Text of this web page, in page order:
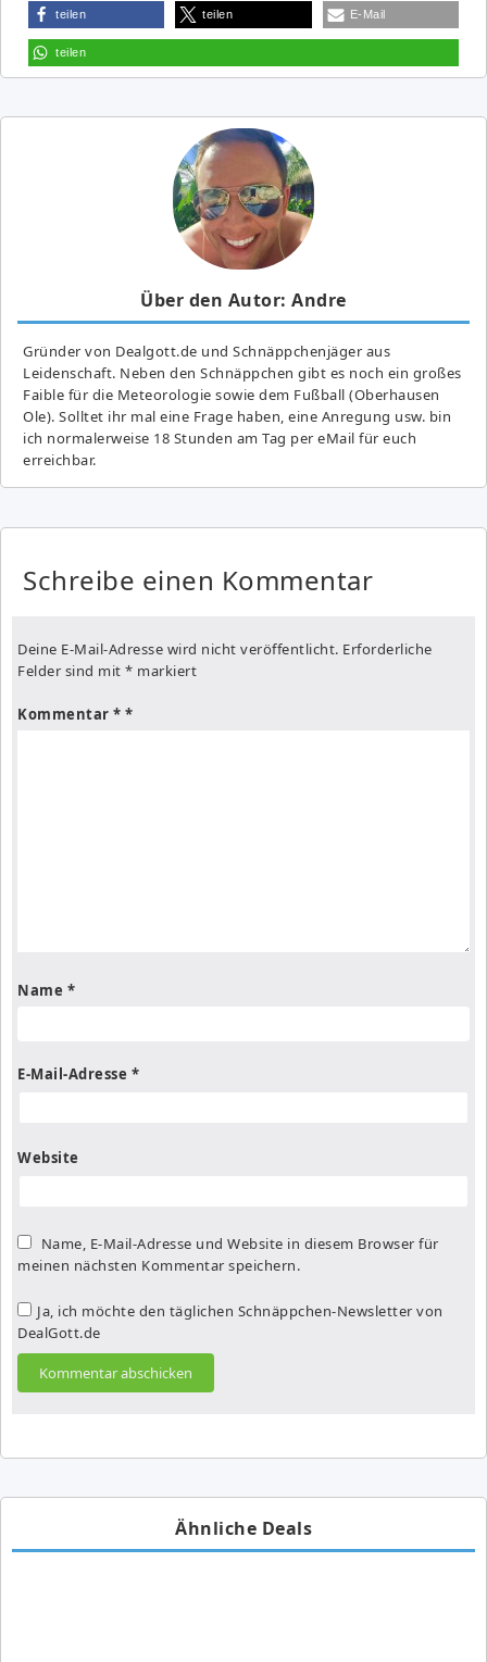
teilen teilen E-Mail
teilen
Über den Autor: Andre
Gründer von Dealgott.de und Schnäppchenjäger aus
Leidenschaft. Neben den Schnäppchen gibt es noch ein großes
Fai­ble für die Meteorologie sowie dem Fußball (Oberhausen
Ole). Solltet ihr mal eine Frage haben, eine Anregung usw. bin
ich normalerweise 18 Stunden am Tag per eMail für euch
erreichbar.
Schreibe einen Kommentar
Deine E-Mail-Adresse wird nicht veröffentlicht. Erforderliche
Felder sind mit * markiert
Kommentar *
Name *
E-Mail-Adresse *
Website
Name, E-Mail-Adresse und Website in diesem Browser für
meinen nächsten Kommentar speichern.
Ja, ich möchte den täglichen Schnäppchen-Newsletter von
DealGott.de
Ähnliche Deals